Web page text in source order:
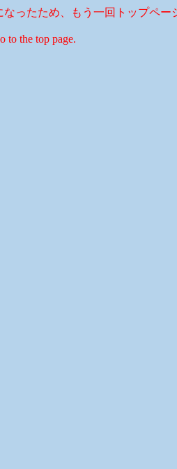
なったため、もう一回トップペー
to the top page.